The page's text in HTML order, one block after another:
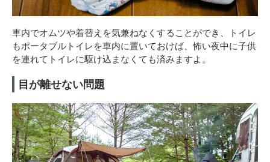
車内でオムツや着替えを気兼ねなくすることができ、トイレ
もポータブルトイレを車内に置いておけば、怖い夜中に子供
を連れてトイレに駆け込まなくても済みますよ。
目が離せない問題